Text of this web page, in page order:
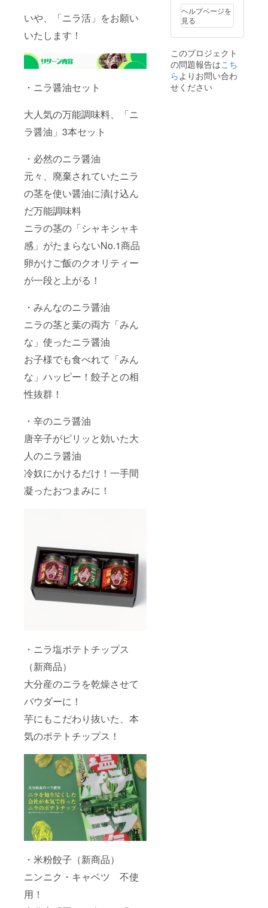
いや、「ニラ活」をお願い
いたします！
・ニラ醤油セット
大人気の万能調味料、「ニ
ラ醤油」3本セット
・必然のニラ醤油
元々、廃棄されていたニラ
の茎を使い醤油に漬け込ん
だ万能調味料
ニラの茎の「シャキシャキ
感」がたまらないNo.1商品
卵かけご飯のクオリティー
が一段と上がる！
・みんなのニラ醤油
ニラの茎と葉の両方「みん
な」使ったニラ醤油
お子様でも食べれて「みん
な」ハッピー！餃子との相
性抜群！
・辛のニラ醤油
唐辛子がピリッと効いた大
人のニラ醤油
冷奴にかけるだけ！一手間
凝ったおつまみに！
・ニラ塩ポテトチップス
（新商品）
大分産のニラを乾燥させて
パウダーに！
芋にもこだわり抜いた、本
気のポテトチップス！
・米粉餃子（新商品）
ニンニク・キャベツ 不使
用！
入お願
いいた
しま
す。
様
ニラ子
の号泣
（５
ポン
サー
【備考
欄】掲
載する
ヘルプページを
見る
このプロジェクト
の問題報告はこち
らよりお問い合わ
せください